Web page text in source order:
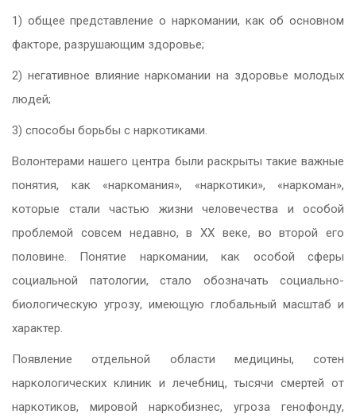
1) общее представление о наркомании, как об основном
факторе, разрушающим здоровье;
2) негативное влияние наркомании на здоровье молодых
людей;
3) способы борьбы с наркотиками.
Волонтерами нашего центра были раскрыты такие важные
понятия, как «наркомания», «наркотики», «наркоман»,
которые стали частью жизни человечества и особой
проблемой совсем недавно, в XX веке, во второй его
половине. Понятие наркомании, как особой сферы
социальной патологии, стало обозначать социально-
биологическую угрозу, имеющую глобальный масштаб и
характер.
Появление отдельной области медицины, сотен
наркологических клиник и лечебниц, тысячи смертей от
наркотиков, мировой наркобизнес, угроза генофонду,